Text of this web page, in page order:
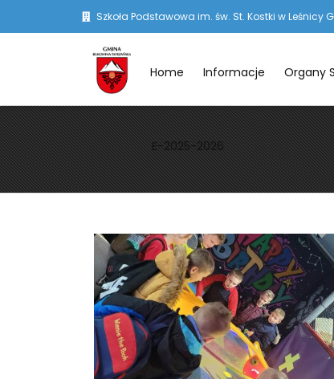
Szkoła Podstawowa im. św. St. Kostki w Leśnicy
Home Informacje Organy
E-2025-2026